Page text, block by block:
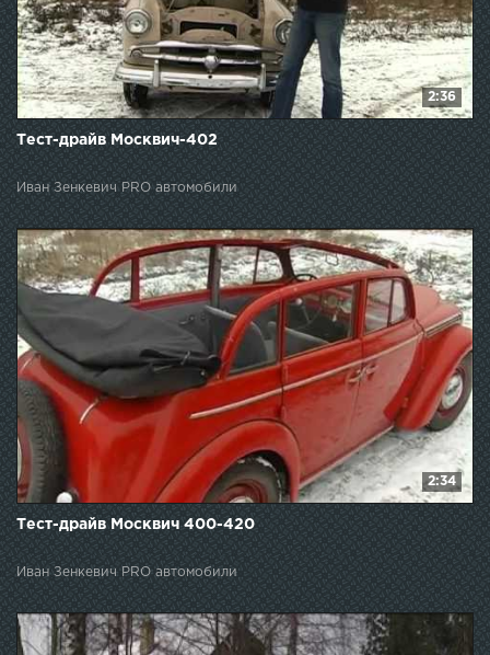
2:36
Тест-драйв Москвич-402
Иван Зенкевич PRO автомобили
2:34
Тест-драйв Москвич 400-420
Иван Зенкевич PRO автомобили